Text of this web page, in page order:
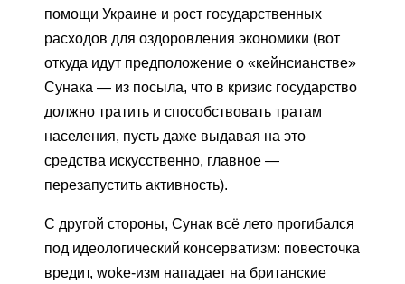
помощи Украине и рост государственных
расходов для оздоровления экономики (вот
откуда идут предположение о «кейнсианстве»
Сунака — из посыла, что в кризис государство
должно тратить и способствовать тратам
населения, пусть даже выдавая на это
средства искусственно, главное —
перезапустить активность).
С другой стороны, Сунак всё лето прогибался
под идеологический консерватизм: повесточка
вредит, woke-изм нападает на британские